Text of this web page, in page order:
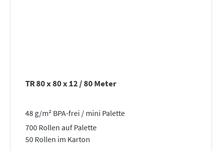
TR 80 x 80 x 12 / 80 Meter
48 g/m² BPA-frei / mini Palette
700 Rollen auf Palette
50 Rollen im Karton